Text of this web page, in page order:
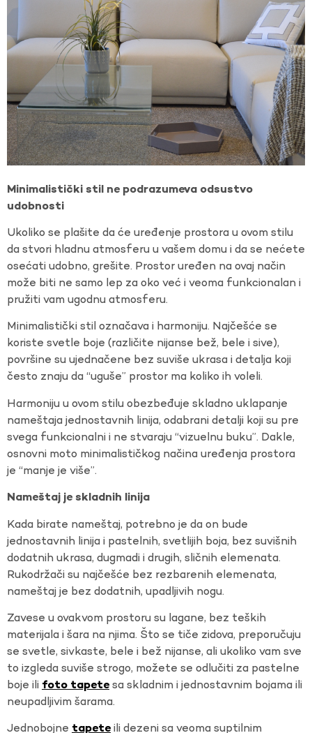
Minimalistički stil ne podrazumeva odsustvo
udobnosti
Ukoliko se plašite da će uređenje prostora u ovom stilu
da stvori hladnu atmosferu u vašem domu i da se nećete
osećati udobno, grešite. Prostor uređen na ovaj način
može biti ne samo lep za oko već i veoma funkcionalan i
pružiti vam ugodnu atmosferu.
Minimalistički stil označava i harmoniju. Najčešće se
koriste svetle boje (različite nijanse bež, bele i sive),
površine su ujednačene bez suviše ukrasa i detalja koji
često znaju da “uguše” prostor ma koliko ih voleli.
Harmoniju u ovom stilu obezbeđuje skladno uklapanje
nameštaja jednostavnih linija, odabrani detalji koji su pre
svega funkcionalni i ne stvaraju “vizuelnu buku”. Dakle,
osnovni moto minimalističkog načina uređenja prostora
je “manje je više”.
Nameštaj je skladnih linija
Kada birate nameštaj, potrebno je da on bude
jednostavnih linija i pastelnih, svetlijih boja, bez suvišnih
dodatnih ukrasa, dugmadi i drugih, sličnih elemenata.
Rukodržači su najčešće bez rezbarenih elemenata,
nameštaj je bez dodatnih, upadljivih nogu.
Zavese u ovakvom prostoru su lagane, bez teških
materijala i šara na njima. Što se tiče zidova, preporučuju
se svetle, sivkaste, bele i bež nijanse, ali ukoliko vam sve
to izgleda suviše strogo, možete se odlučiti za pastelne
boje ili foto tapete sa skladnim i jednostavnim bojama ili
neupadljivim šarama.
Jednobojne tapete ili dezeni sa veoma suptilnim